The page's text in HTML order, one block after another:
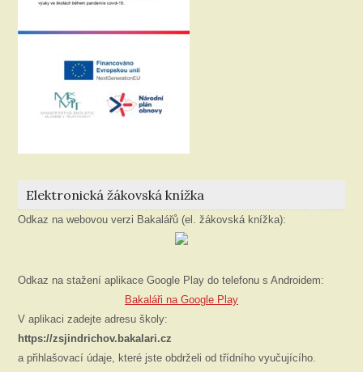
Elektronická žákovská knížka
Odkaz na webovou verzi Bakalářů (el. žákovská knížka):
Odkaz na stažení aplikace Google Play do telefonu s Androidem:
Bakaláři na Google Play
V aplikaci zadejte adresu školy:
https://zsjindrichov.bakalari.cz
a přihlašovací údaje, které jste obdrželi od třídního vyučujícího.